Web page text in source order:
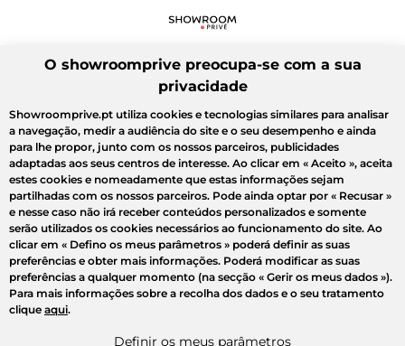
O showroomprive preocupa-se com a sua
privacidade
Showroomprive.pt utiliza cookies e tecnologias similares para analisar
a navegação, medir a audiência do site e o seu desempenho e ainda
para lhe propor, junto com os nossos parceiros, publicidades
adaptadas aos seus centros de interesse. Ao clicar em « Aceito », aceita
estes cookies e nomeadamente que estas informações sejam
partilhadas com os nossos parceiros. Pode ainda optar por « Recusar »
e nesse caso não irá receber conteúdos personalizados e somente
serão utilizados os cookies necessários ao funcionamento do site. Ao
clicar em « Defino os meus parâmetros » poderá definir as suas
preferências e obter mais informações. Poderá modificar as suas
preferências a qualquer momento (na secção « Gerir os meus dados »).
Para mais informações sobre a recolha dos dados e o seu tratamento
clique aqui.
Definir os meus parâmetros